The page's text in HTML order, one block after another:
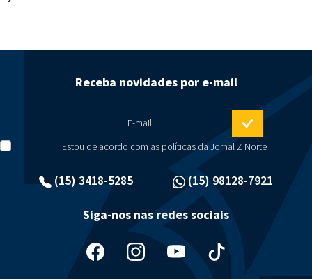
(15) 3418-5285 (15) 98128-7921
Receba novidades por e-mail
E-mail
Estou de acordo com as políticasda Jornal Z Norte
Siga-nos nas redes sociais